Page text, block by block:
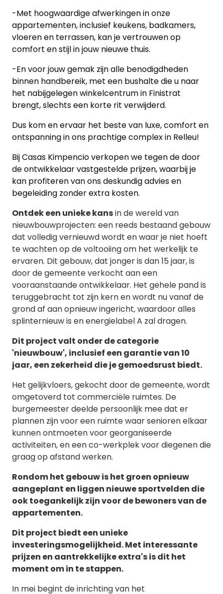
-Met hoogwaardige afwerkingen in onze
appartementen, inclusief keukens, badkamers,
vloeren en terrassen, kan je vertrouwen op
comfort en stijl in jouw nieuwe thuis.
-En voor jouw gemak zijn alle benodigdheden
binnen handbereik, met een bushalte die u naar
het nabijgelegen winkelcentrum in Finistrat
brengt, slechts een korte rit verwijderd.
Dus kom en ervaar het beste van luxe, comfort en
ontspanning in ons prachtige complex in Relleu!
Bij Casas Kimpencio verkopen we tegen de door
de ontwikkelaar vastgestelde prijzen, waarbij je
kan profiteren van ons deskundig advies en
begeleiding zonder extra kosten.
Ontdek een unieke kansin de wereld van
nieuwbouwprojecten: een reeds bestaand gebouw
dat volledig vernieuwd wordt en waar je niet hoeft
te wachten op de voltooiing om het werkelijk te
ervaren. Dit gebouw, dat jonger is dan 15 jaar, is
door de gemeente verkocht aan een
vooraanstaande ontwikkelaar. Het gehele pand is
teruggebracht tot zijn kern en wordt nu vanaf de
grond af aan opnieuw ingericht, waardoor alles
splinternieuw is en energielabel A zal dragen.
Dit project valt onder de categorie
'nieuwbouw', inclusief een garantie van 10
jaar, een zekerheid die je gemoedsrust biedt.
Het gelijkvloers, gekocht door de gemeente, wordt
omgetoverd tot commerciële ruimtes. De
burgemeester deelde persoonlijk mee dat er
plannen zijn voor een ruimte waar senioren elkaar
kunnen ontmoeten voor georganiseerde
activiteiten, en een co-werkplek voor diegenen die
graag op afstand werken.
Rondom het gebouw is het groen opnieuw
aangeplant en liggen nieuwe sportvelden die
ook toegankelijk zijn voor de bewoners van de
appartementen.
Dit project biedt een unieke
investeringsmogelijkheid. Met interessante
prijzen en aantrekkelijke extra's is dit het
moment om in te stappen.
In mei begint de inrichting van het